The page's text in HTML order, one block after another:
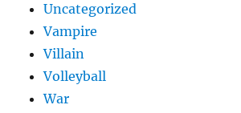
Uncategorized
Vampire
Villain
Volleyball
War